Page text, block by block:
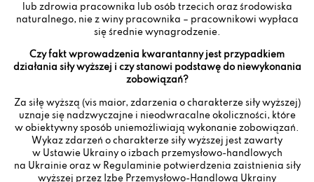
lub zdrowia pracownika lub osób trzecich oraz środowiska
naturalnego, nie z winy pracownika – pracownikowi wypłaca
się średnie wynagrodzenie.
Czy fakt wprowadzenia kwarantanny jest przypadkiem
działania siły wyższej i czy stanowi podstawę do niewykonania
zobowiązań?
Za siłę wyższą (vis maior, zdarzenia o charakterze siły wyższej)
uznaje się nadzwyczajne i nieodwracalne okoliczności, które
w obiektywny sposób uniemożliwiają wykonanie zobowiązań.
Wykaz zdarzeń o charakterze siły wyższej jest zawarty
w Ustawie Ukrainy o izbach przemysłowo-handlowych
na Ukrainie oraz w Regulaminie potwierdzenia zaistnienia siły
wyższej przez Izbę Przemysłowo-Handlową Ukrainy